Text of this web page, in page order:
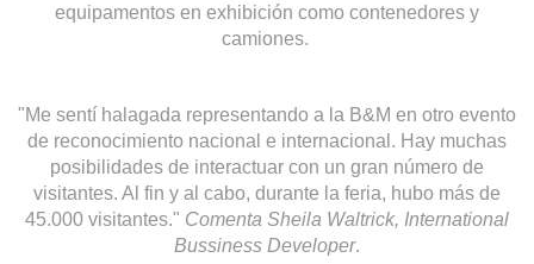
equipamentos en exhibición como contenedores y
camiones.
"Me sentí halagada representando a la B&M en otro evento
de reconocimiento nacional e internacional. Hay muchas
posibilidades de interactuar con un gran número de
visitantes. Al fin y al cabo, durante la feria, hubo más de
45.000 visitantes." Comenta Sheila Waltrick, International
Bussiness Developer.